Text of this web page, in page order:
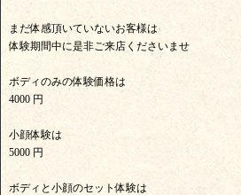
まだ体感頂いていないお客様は
体験期間中に是非ご来店くださいませ
ボディのみの体験価格は
4000 円
小顔体験は
5000 円
ボディと小顔のセット体験は